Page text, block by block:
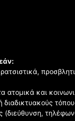
ατομικά και
διαδικτυακούς
(διεύθυνση,